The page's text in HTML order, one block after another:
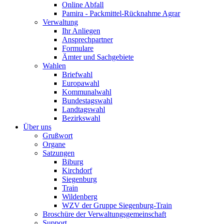
Online Abfall
Pamira - Packmittel-Rücknahme Agrar
Verwaltung
Ihr Anliegen
Ansprechpartner
Formulare
Ämter und Sachgebiete
Wahlen
Briefwahl
Europawahl
Kommunalwahl
Bundestagswahl
Landtagswahl
Bezirkswahl
Über uns
Grußwort
Organe
Satzungen
Biburg
Kirchdorf
Siegenburg
Train
Wildenberg
WZV der Gruppe Siegenburg-Train
Broschüre der Verwaltungsgemeinschaft